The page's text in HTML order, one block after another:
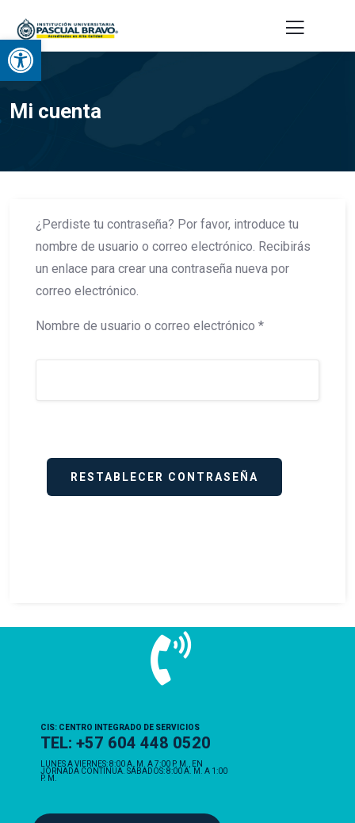
Abrir barra de herramientas
Mi cuenta
¿Perdiste tu contraseña? Por favor, introduce tu
nombre de usuario o correo electrónico. Recibirás
un enlace para crear una contraseña nueva por
correo electrónico.
Nombre de usuario o correo electrónico*
RESTABLECER CONTRASEÑA
CIS: CENTRO INTEGRADO DE SERVICIOS
TEL: +57 604 448 0520
LUNES A VIERNES: 8:00 A. M. A 7:00 P. M., EN
JORNADA CONTINUA. SÁBADOS: 8:00 A. M. A 1:00
P. M.